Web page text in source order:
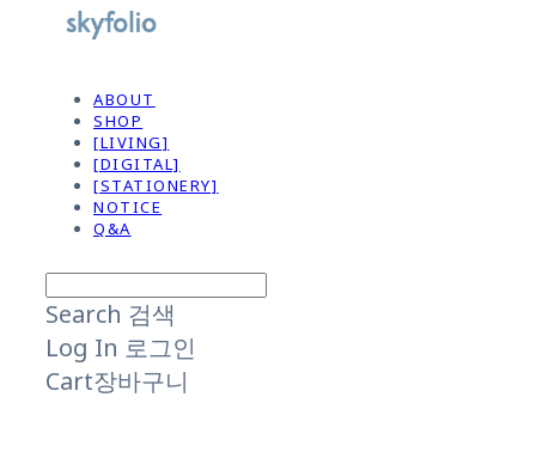
ABOUT
SHOP
[LIVING]
[DIGITAL]
[STATIONERY]
NOTICE
Q&A
Search 검색
Log In 로그인
Cart장바구니